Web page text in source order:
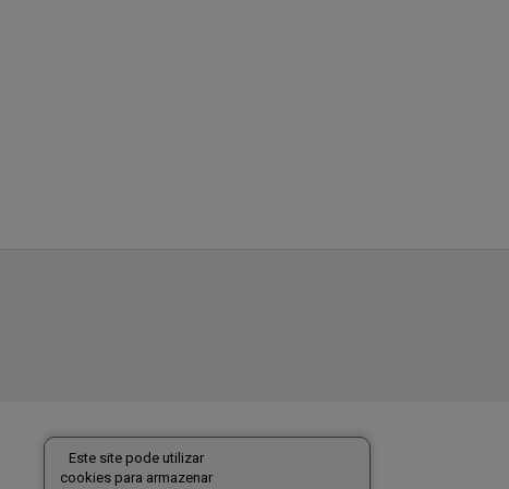
Este site pode utilizar
cookies para armazenar